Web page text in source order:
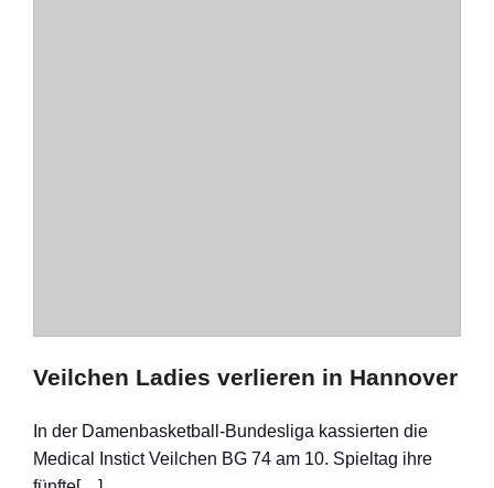
Veilchen Ladies verlieren in Hannover
In der Damenbasketball-Bundesliga kassierten die
Medical Instict Veilchen BG 74 am 10. Spieltag ihre